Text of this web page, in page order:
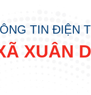
TIN ĐIỆN
XUÂN